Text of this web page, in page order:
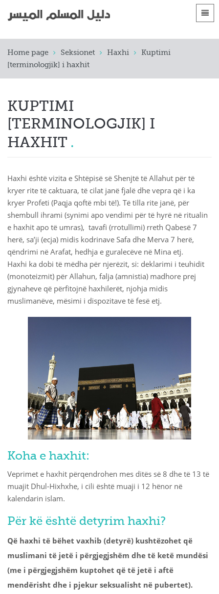
Parashtrime
الأقسام
Shqip
Bosanski
简体中文
Français
Hausa
Bahasa Indonesia
Қазақ
فارسی
Русский
Somali
o'zbek
Yorùbá
Home page Seksionet Haxhi
Kuptimi
[terminologjik] i haxhit
KUPTIMI
[TERMINOLOGJIK] I
HAXHIT
Haxhi është vizita e Shtëpisë së Shenjtë të Allahut për të
kryer rite të caktuara, të cilat janë fjalë dhe vepra që i ka
kryer Profeti (Paqja qoftë mbi të!). Të tilla rite janë, për
shembull ihrami (synimi apo vendimi për të hyrë në ritualin
e haxhit apo të umras), tavafi (rrotullimi) rreth Qabesë 7
herë, sa’ji (ecja) midis kodrinave Safa dhe Merva 7 herë,
qëndrimi në Arafat, hedhja e guralecëve në Mina etj.
Haxhi ka dobi të mëdha për njerëzit, si: deklarimi i teuhidit
(monoteizmit) për Allahun, falja (amnistia) madhore prej
gjynaheve që përfitojnë haxhilerët, njohja midis
muslimanëve, mësimi i dispozitave të fesë etj.
Koha e haxhit:
Veprimet e haxhit përqendrohen mes ditës së 8 dhe të 13 të
muajit Dhul-Hixhxhe, i cili është muaji i 12 hënor në
kalendarin islam.
Për kë është detyrim haxhi?
Që haxhi të bëhet vaxhib (detyrë) kushtëzohet që
muslimani të jetë i përgjegjshëm dhe të ketë mundësi
(me i përgjegjshëm kuptohet që të jetë i aftë
mendërisht dhe i pjekur seksualisht në pubertet).